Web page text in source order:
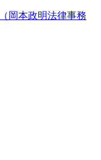
岡本政明法律事務